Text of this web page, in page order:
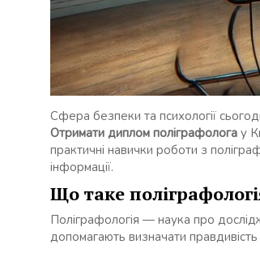
Сфера безпеки та психології
Отримати диплом поліграфолога у
практичні навички роботи з
інформації.
Що таке
Поліграфологія — наука про
допомагають визначати